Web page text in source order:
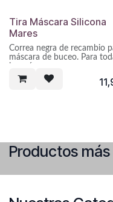
Tira Máscara Silicona
Mares
Correa negra de recambio
máscara de buceo. Para
Productos